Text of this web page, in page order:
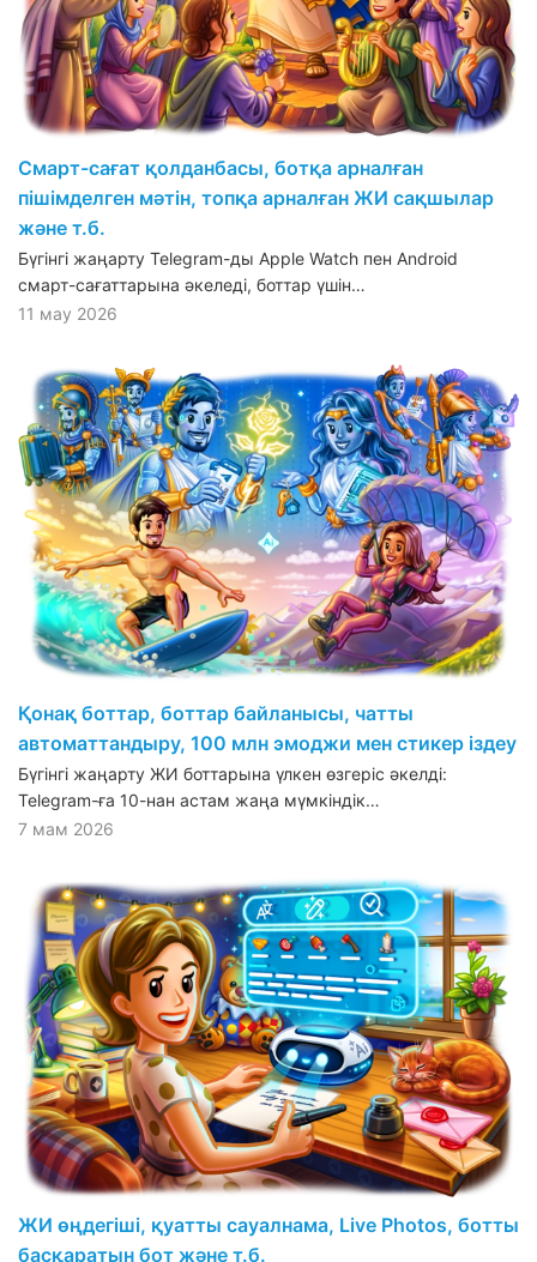
Смарт-сағат қолданбасы, ботқа арналған
пішімделген мәтін, топқа арналған ЖИ сақшылар
және т.б.
Бүгінгі жаңарту Telegram-ды Apple Watch пен Android
смарт-сағаттарына әкеледі, боттар үшін…
11 мау 2026
Қонақ боттар, боттар байланысы, чатты
автоматтандыру, 100 млн эмоджи мен стикер іздеу
Бүгінгі жаңарту ЖИ боттарына үлкен өзгеріс әкелді:
Telegram-ға 10-нан астам жаңа мүмкіндік…
7 мам 2026
ЖИ өңдегіші, қуатты сауалнама, Live Photos, ботты
басқаратын бот және т.б.